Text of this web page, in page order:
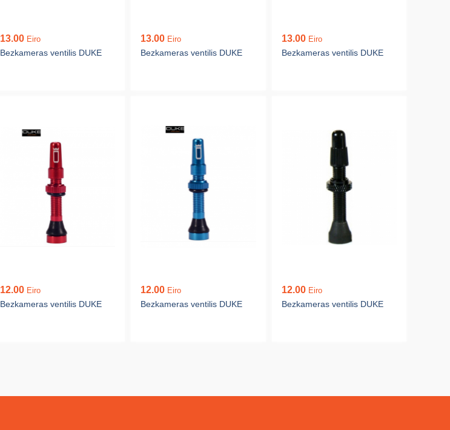
13.00 Eiro
Bezkameras ventilis DUKE
13.00 Eiro
Bezkameras ventilis DUKE
13.00 Eiro
Bezkameras ventilis DUKE
12.00 Eiro
Bezkameras ventilis DUKE
12.00 Eiro
Bezkameras ventilis DUKE
12.00 Eiro
Bezkameras ventilis DUKE